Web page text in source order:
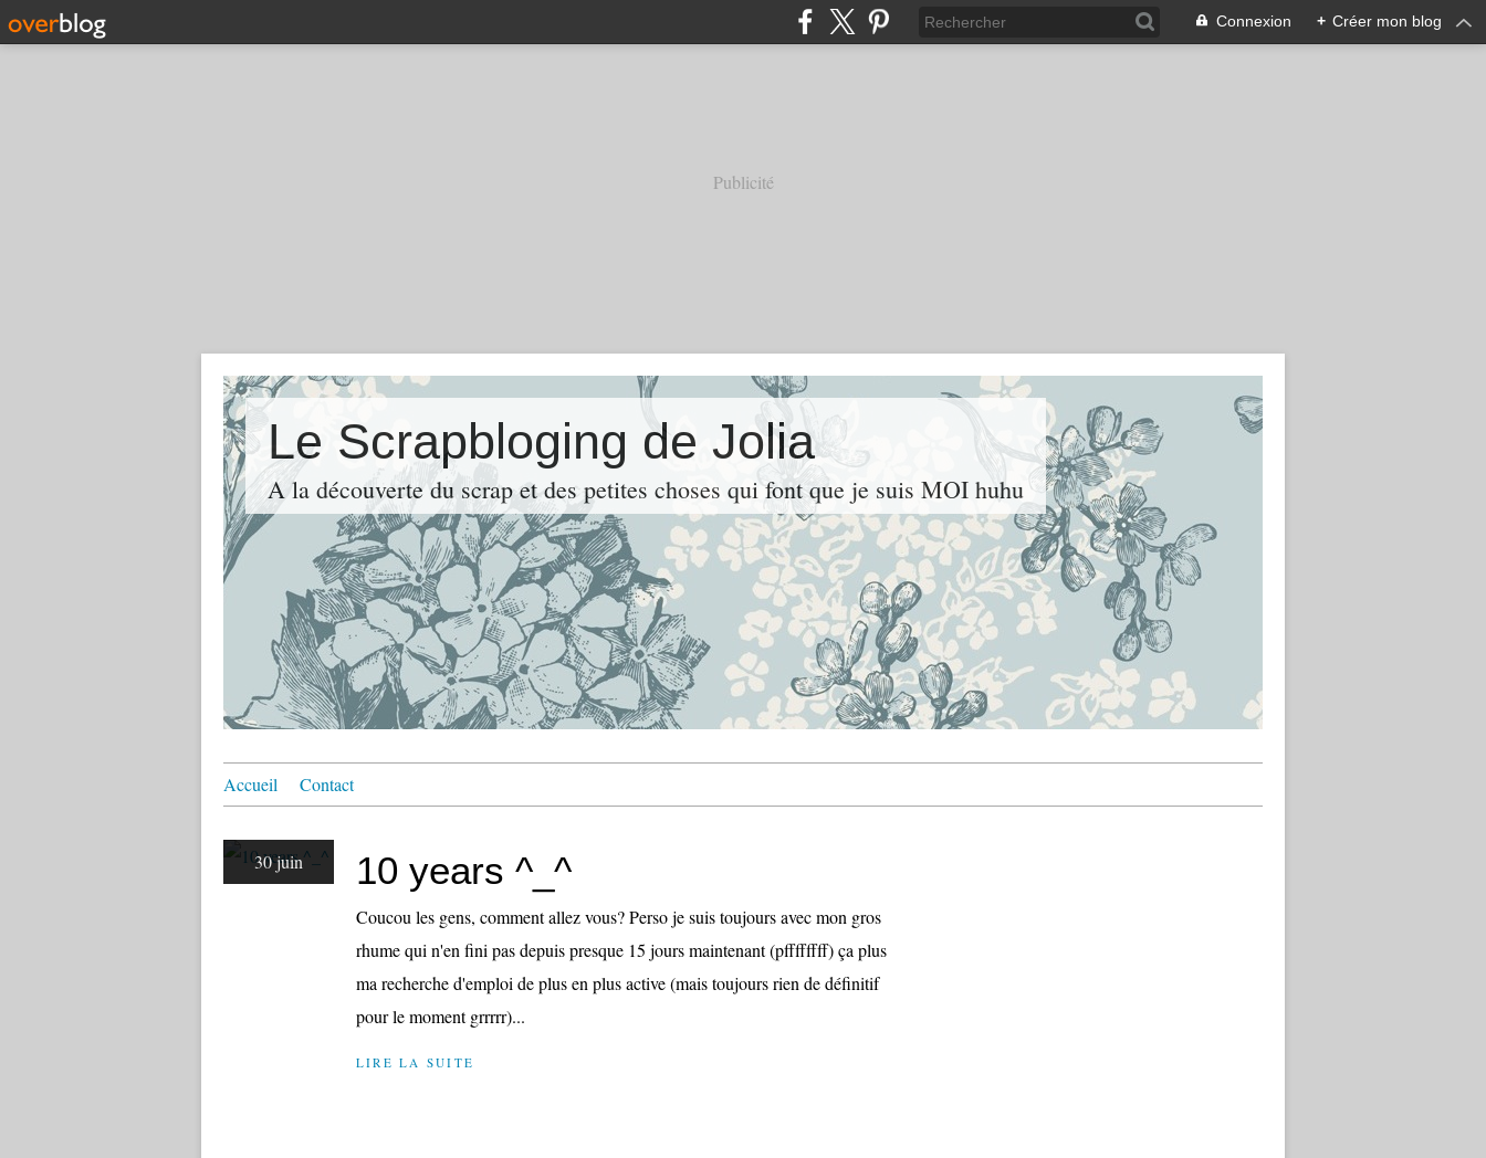
Connexion + Créer mon blog
Publicité
Le Scrapbloging de Jolia
A la découverte du scrap et des petites choses qui font que je suis MOI huhu
Accueil Contact
30 juin 10 years ^_^
Coucou les gens, comment allez vous? Perso je suis toujours avec mon gros
rhume qui n'en fini pas depuis presque 15 jours maintenant (pffffffff) ça plus
ma recherche d'emploi de plus en plus active (mais toujours rien de définitif
pour le moment grrrrr)...
LIRE LA SUITE